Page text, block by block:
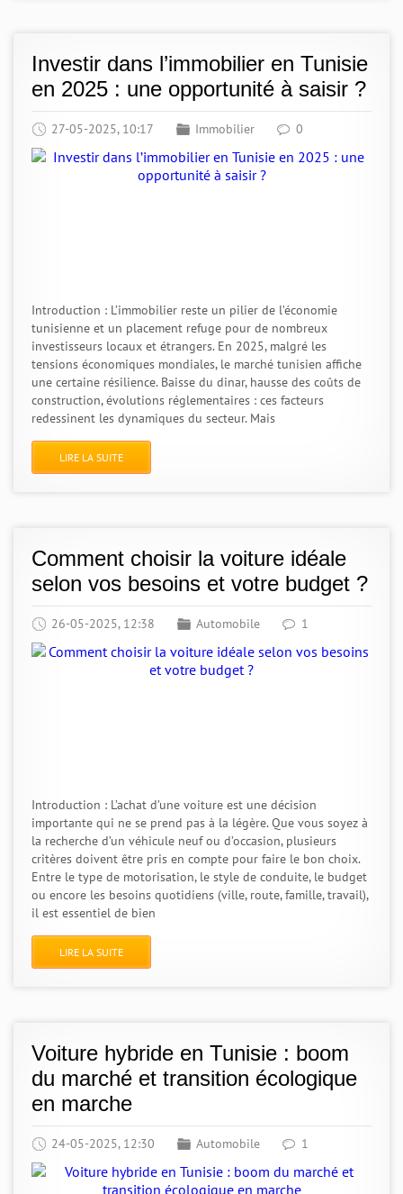
Investir dans l’immobilier en Tunisie
en 2025 : une opportunité à saisir ?
27-05-2025, 10:17 Immobilier 0
Introduction : L’immobilier reste un pilier de l’économie
tunisienne et un placement refuge pour de nombreux
investisseurs locaux et étrangers. En 2025, malgré les
tensions économiques mondiales, le marché tunisien affiche
une certaine résilience. Baisse du dinar, hausse des coûts de
construction, évolutions réglementaires : ces facteurs
redessinent les dynamiques du secteur. Mais
LIRE LA SUITE
Comment choisir la voiture idéale
selon vos besoins et votre budget ?
26-05-2025, 12:38 Automobile 1
Introduction : L’achat d’une voiture est une décision
importante qui ne se prend pas à la légère. Que vous soyez à
la recherche d’un véhicule neuf ou d’occasion, plusieurs
critères doivent être pris en compte pour faire le bon choix.
Entre le type de motorisation, le style de conduite, le budget
ou encore les besoins quotidiens (ville, route, famille, travail),
il est essentiel de bien
LIRE LA SUITE
Voiture hybride en Tunisie : boom
du marché et transition écologique
en marche
24-05-2025, 12:30 Automobile 1